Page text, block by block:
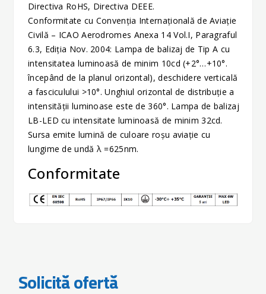
Directiva RoHS, Directiva DEEE.
Conformitate cu Convenţia Internaţională de Aviaţie
Civilă – ICAO Aerodromes Anexa 14 Vol.I, Paragraful
6.3, Ediţia Nov. 2004: Lampa de balizaj de Tip A cu
intensitatea luminoasă de minim 10cd (+2°…+10°.
începând de la planul orizontal), deschidere verticală
a fasciculului >10°. Unghiul orizontal de distribuţie a
intensității luminoase este de 360°. Lampa de balizaj
LB-LED cu intensitate luminoasă de minim 32cd.
Sursa emite lumină de culoare roșu aviație cu
lungime de undă λ =625nm.
Conformitate
Solicită ofertă